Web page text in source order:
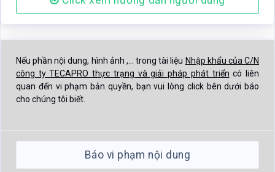
Nếu phần nội dung, hình ảnh ,... trong tài liệu Nhập khẩu của C/N
công ty TECAPRO thực trạng và giải pháp phát triển có liên
quan đến vi phạm bản quyền, bạn vui lòng click bên dưới báo
cho chúng tôi biết.
Báo vi phạm nội dung